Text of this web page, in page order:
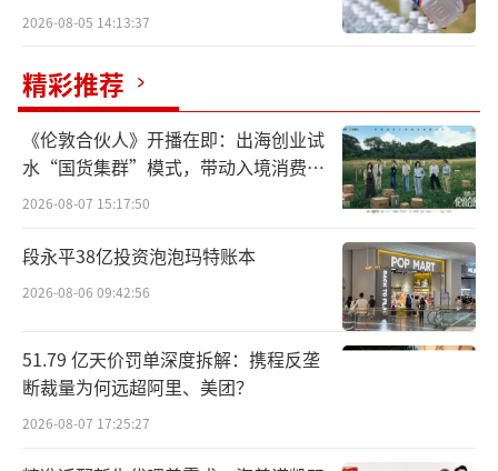
郑州金星啤酒有限公司对违规使用“信阳
行整改，及时调整产品包装。郑州金星啤酒有
限公司将加大在信阳的投资，双方就前期因沟
通不充分造成不良影响向广大网友表示诚挚歉
意。
信阳市茶叶协会曾发布公告称，市场及网
络平台上销售显著标识为“信阳毛尖”中式精
酿啤酒等多类产品，严重侵犯“信阳毛尖”商
标权。要求在2024年12月31日前，所有“信阳
毛尖”茶啤酒生产及销售企业应完成整改，逾
期继续在线上线下商标性使用的，信阳市茶叶
2026-08-05 14:13:37
精彩推荐
《伦敦合伙人》开播在即：出海创业试
水“国货集群”模式，带动入境消费反
向种草
2026-08-07 15:17:50
段永平38亿投资泡泡玛特账本
2026-08-06 09:42:56
51.79 亿天价罚单深度拆解：携程反垄
断裁量为何远超阿里、美团？
2026-08-07 17:25:27